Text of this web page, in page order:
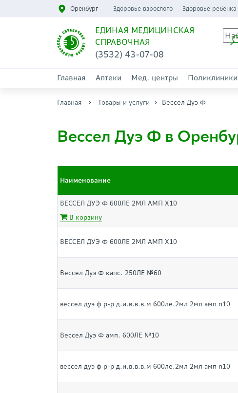
Оренбург Здоровье взрослого Здоровье ребенка
ЕДИНАЯ МЕДИЦИНСКАЯ
СПРАВОЧНАЯ
(3532) 43-07-08
Главная Аптеки Мед. центры Поликлиники
Главная Товары и услуги Вессел Дуэ Ф
Вессел Дуэ Ф в
Наименование
ВЕССЕЛ ДУЭ Ф 600ЛЕ 2МЛ АМП Х10
В корзину
ВЕССЕЛ ДУЭ Ф 600ЛЕ 2МЛ АМП Х10
Вессел Дуэ Ф капс. 250ЛЕ №60
вессел дуэ ф р-р д.и.в.в.в.м 600ле.2мл 2мл амп n10
Вессел Дуэ Ф амп. 600ЛЕ №10
вессел дуэ ф р-р д.и.в.в.в.м 600ле.2мл 2мл амп n10